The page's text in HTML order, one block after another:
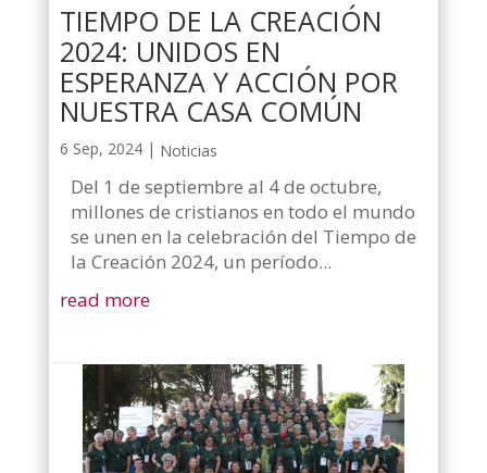
TIEMPO DE LA CREACIÓN
2024: UNIDOS EN
ESPERANZA Y ACCIÓN POR
NUESTRA CASA COMÚN
6 Sep, 2024| Noticias
Del 1 de septiembre al 4 de octubre,
millones de cristianos en todo el mundo
se unen en la celebración del Tiempo de
la Creación 2024, un período...
read more